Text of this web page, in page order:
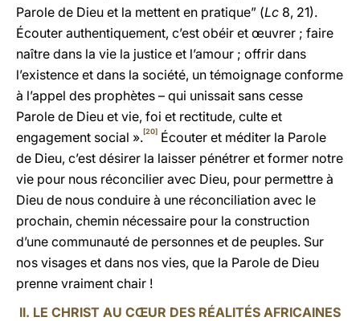
Parole de Dieu et la mettent en pratique” (Lc 8, 21).
Écouter authentiquement, c’est obéir et œuvrer ; faire
naître dans la vie la justice et l’amour ; offrir dans
l’existence et dans la société, un témoignage conforme
à l’appel des prophètes – qui unissait sans cesse
Parole de Dieu et vie, foi et rectitude, culte et
engagement social ».[20] Écouter et méditer la Parole
de Dieu, c’est désirer la laisser pénétrer et former notre
vie pour nous réconcilier avec Dieu, pour permettre à
Dieu de nous conduire à une réconciliation avec le
prochain, chemin nécessaire pour la construction
d’une communauté de personnes et de peuples. Sur
nos visages et dans nos vies, que la Parole de Dieu
prenne vraiment chair !
II. LE CHRIST AU CŒUR DES RÉALITÉS AFRICAINES